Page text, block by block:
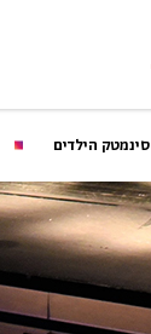
סינמטק הילדים